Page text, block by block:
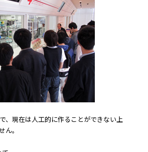
、現在は人工的に作ることができない上
ん。